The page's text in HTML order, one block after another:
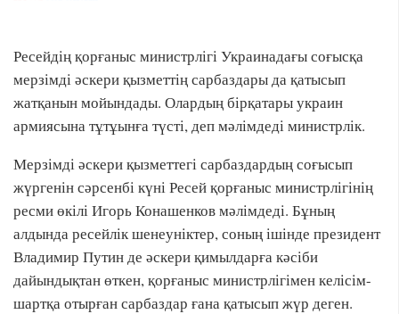
Ресейдің қорғаныс министрлігі Украинадағы соғысқа
мерзімді әскери қызметтің сарбаздары да қатысып
жатқанын мойындады. Олардың бірқатары украин
армиясына тұтұынға түсті, деп мәлімдеді министрлік.
Мерзімді әскери қызметтегі сарбаздардың соғысып
жүргенін сәрсенбі күні Ресей қорғаныс министрлігінің
ресми өкілі Игорь Конашенков мәлімдеді. Бұның
алдында ресейлік шенеуніктер, соның ішінде президент
Владимир Путин де әскери қимылдарға кәсіби
дайындықтан өткен, қорғаныс министрлігімен келісім-
шартқа отырған сарбаздар ғана қатысып жүр деген.